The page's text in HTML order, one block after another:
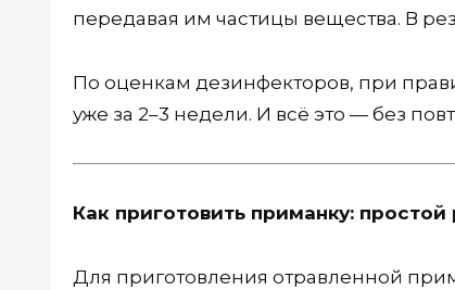
передавая им частицы вещества. В
По оценкам дезинфекторов, при
уже за 2–3 недели. И всё это — без
Как приготовить приманку: простой
Для приготовления отравленной